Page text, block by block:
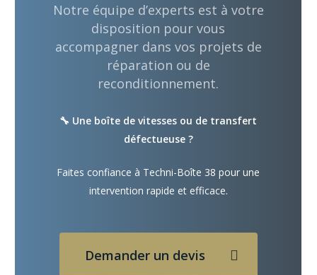
Notre équipe d’experts est à votre
disposition pour vous
accompagner dans vos projets de
réparation ou de
reconditionnement.
🔧 Une boîte de vitesses ou de transfert
défectueuse ?
Faites confiance à Techni-Boîte 38 pour une
intervention rapide et efficace.
Demander un devis